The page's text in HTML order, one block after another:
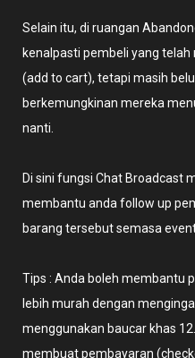
Selain itu, di ruangan
kenalpasti pembeli yang
(add to cart), tetapi masih
berkemungkinan mereka
nanti.
Di sini fungsi Chat Broadcast
membantu anda follow up
barang tersebut semasa
Tips : Anda boleh membantu
lebih murah dengan
menggunakan baucar khas
membuat pembayaran